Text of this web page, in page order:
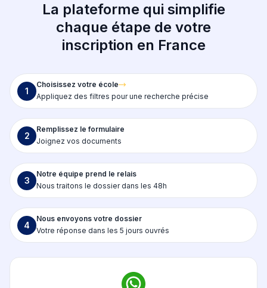
La plateforme qui simplifie
chaque étape de votre
inscription en France
1
Choisissez votre école
Appliquez des filtres pour une recherche précise
2
Remplissez le formulaire
Joignez vos documents
3
Notre équipe prend le relais
Nous traitons le dossier dans les 48h
4
Nous envoyons votre dossier
Votre réponse dans les 5 jours ouvrés